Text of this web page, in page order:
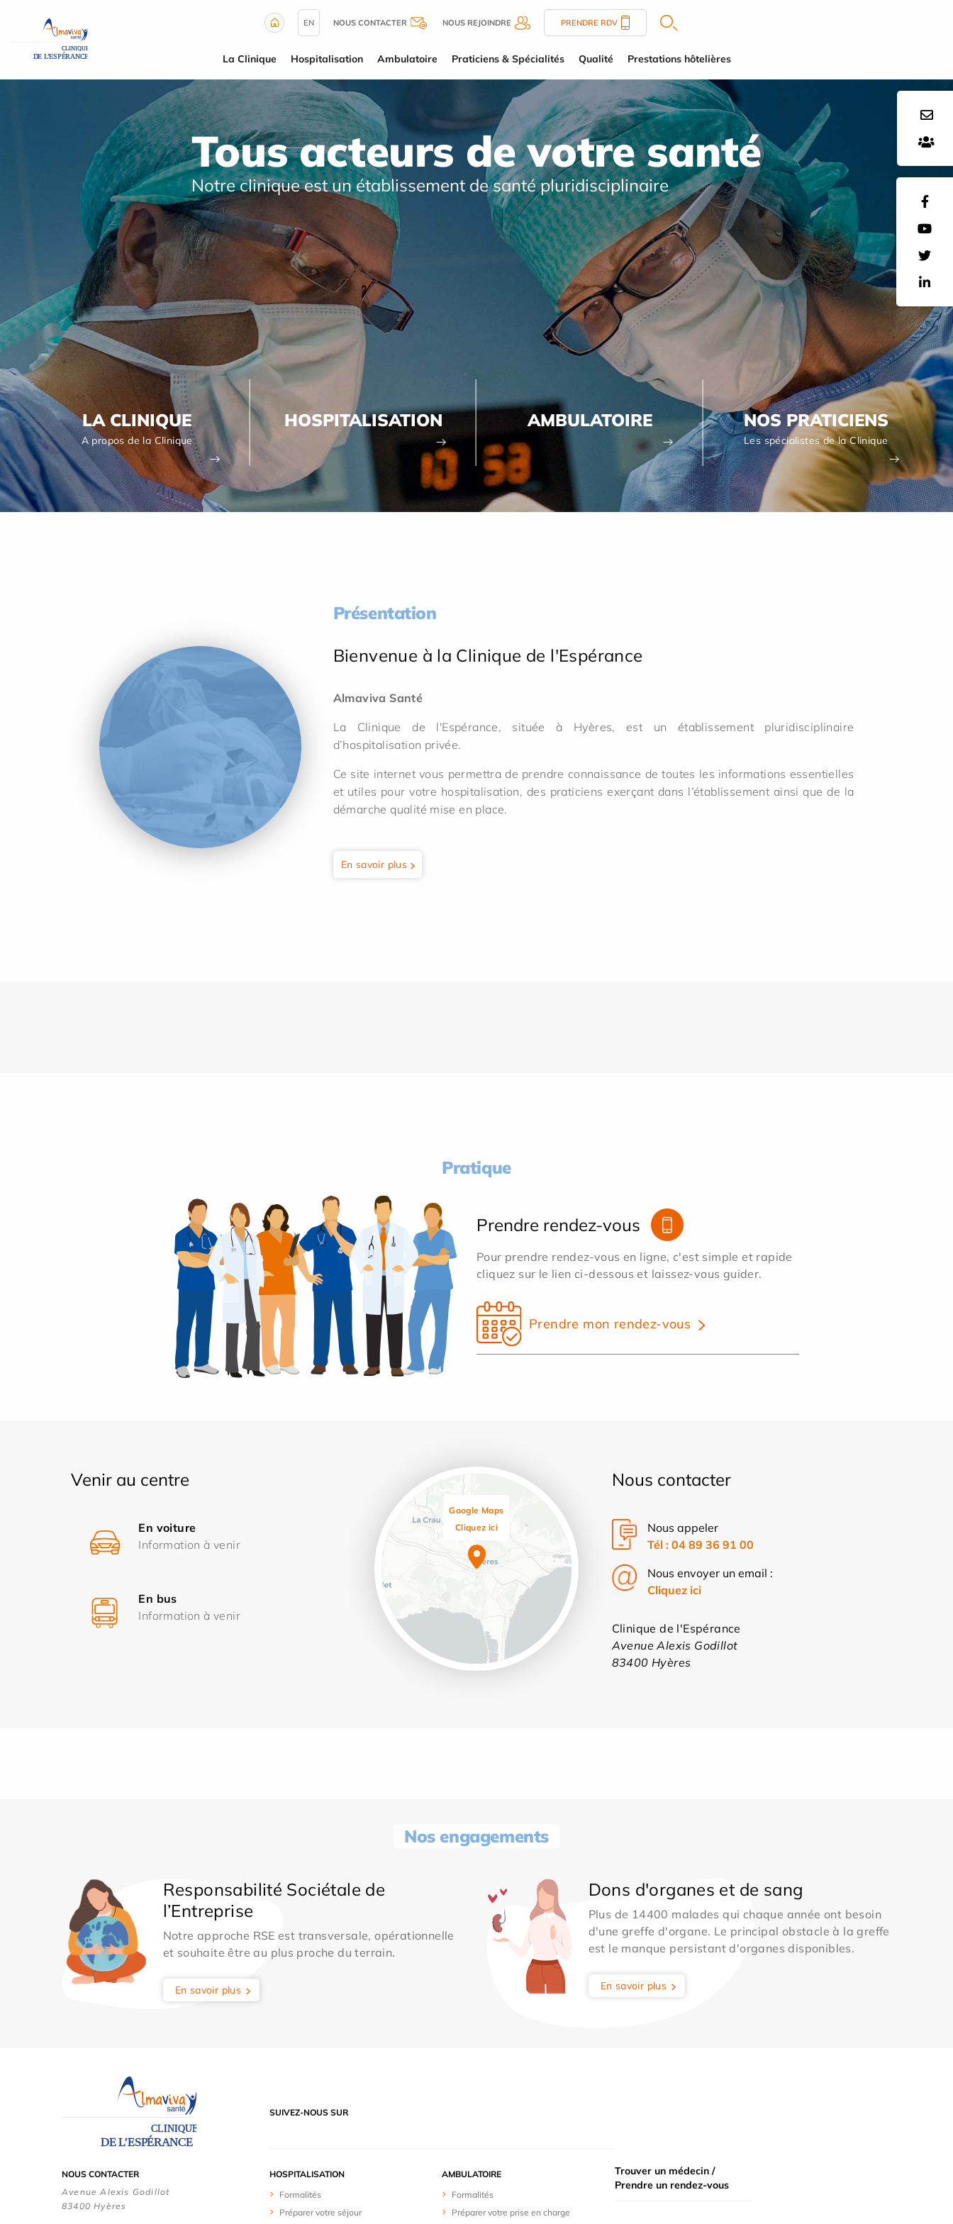
EN NOUS CONTACTER NOUS REJOINDRE PRENDRE RDV
La Clinique Hospitalisation Ambulatoire Praticiens & Spécialités Qualité Prestations hôtelières
Tous acteurs de votre santé
Notre clinique est un établissement de santé pluridisciplinaire
LA CLINIQUE
A propos de la Clinique
HOSPITALISATION AMBULATOIRE NOS PRATICIENS
Les spécialistes de la Clinique
Présentation
Bienvenue à la Clinique de l'Espérance
Almaviva Santé
La Clinique de l'Espérance, située à Hyères, est un établissement pluridisciplinaire
d’hospitalisation privée.
Ce site internet vous permettra de prendre connaissance de toutes les informations essentielles
et utiles pour votre hospitalisation, des praticiens exerçant dans l’établissement ainsi que de la
démarche qualité mise en place.
En savoir plus
Pratique
Prendre rendez-vous
Pour prendre rendez-vous en ligne, c'est simple et rapide
cliquez sur le lien ci-dessous et laissez-vous guider.
Prendre mon rendez-vous
Venir au centre
En voiture
Information à venir
En bus
Information à venir
Google Maps
Cliquez ici
Nous contacter
Nous appeler
Tél : 04 89 36 91 00
Nous envoyer un email :
Cliquez ici
Clinique de l'Espérance
Avenue Alexis Godillot
83400 Hyères
Nos engagements
Responsabilité Sociétale de
l’Entreprise
Notre approche RSE est transversale, opérationnelle
et souhaite être au plus proche du terrain.
En savoir plus
Dons d'organes et de sang
Plus de 14400 malades qui chaque année ont besoin
d'une greffe d'organe. Le principal obstacle à la greffe
est le manque persistant d'organes disponibles.
En savoir plus
SUIVEZ-NOUS SUR
NOUS CONTACTER
Avenue Alexis Godillot
83400 Hyères
HOSPITALISATION
Formalités
Préparer votre séjour
AMBULATOIRE
Formalités
Préparer votre prise en charge
Trouver un médecin /
Prendre un rendez-vous